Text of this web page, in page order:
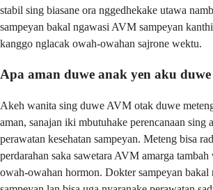
stabil sing biasane ora nggedhekake utawa
sampeyan bakal ngawasi AVM sampeyan
kanggo nglacak owah-owahan sajrone wektu.
Apa aman duwe anak yen aku
Akeh wanita sing duwe AVM otak duwe
aman, sanajan iki mbutuhake perencanaan sing
perawatan kesehatan sampeyan. Meteng bisa
perdarahan saka sawetara AVM amarga
owah-owahan hormon. Dokter sampeyan bakal